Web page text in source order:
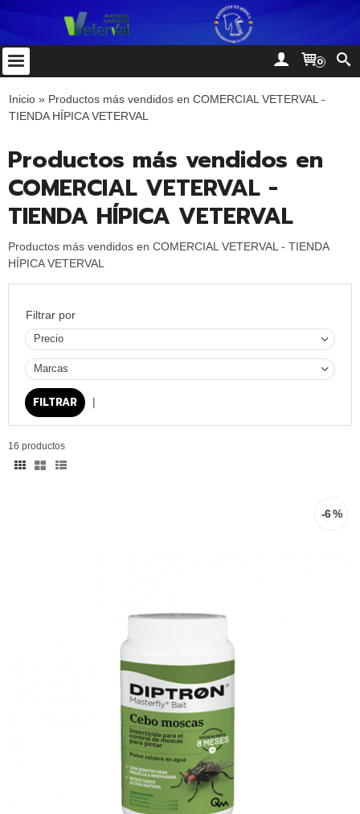
0
Inicio » Productos más vendidos en COMERCIAL VETERVAL -
TIENDA HÍPICA VETERVAL
Productos más vendidos en
COMERCIAL VETERVAL -
TIENDA HÍPICA VETERVAL
Productos más vendidos en COMERCIAL VETERVAL - TIENDA
HÍPICA VETERVAL
Filtrar por
Precio
Marcas
|
16 productos
-6 %